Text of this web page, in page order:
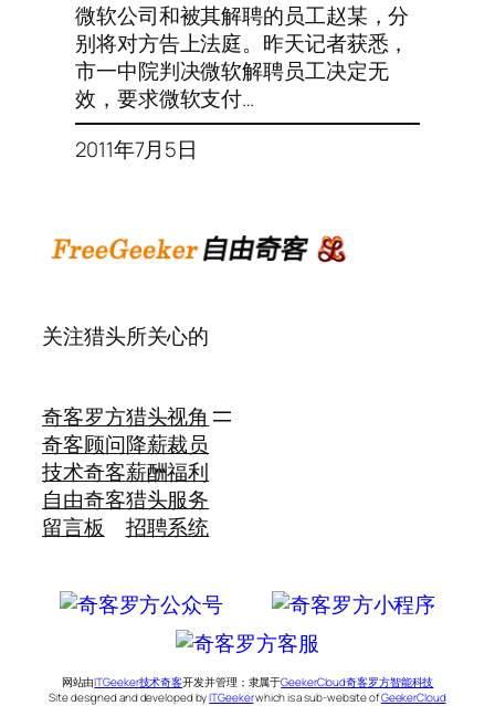
微软公司和被其解聘的员工赵某，分
别将对方告上法庭。昨天记者获悉，
市一中院判决微软解聘员工决定无
效，要求微软支付…
2011年7月5日
关注猎头所关心的
奇客罗方
奇客顾问
技术奇客
自由奇客
留言板
猎头视角
降薪裁员
薪酬福利
猎头服务
招聘系统
网站由ITGeeker技术奇客开发并管理；隶属于GeekerCloud奇客罗方智能科技
Site designed and developed byITGeekerwhich is a sub-website ofGeekerCloud